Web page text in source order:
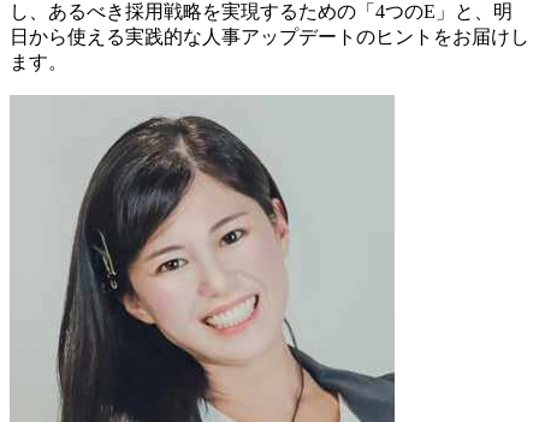
し、あるべき採用戦略を実現するための「4つのE」と、明
日から使える実践的な人事アップデートのヒントをお届けし
ます。